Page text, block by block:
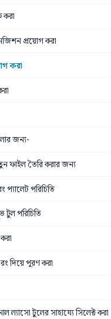
করা
প্রয়োগ করা
করা
জন্য-
ফাইল তৈরি করার জন্য
পরিচিতি
পরিচিতি
দিয়ে পূরণ করা
ল্যাসো টুলের সাহায্যে সিলেক্ট করা